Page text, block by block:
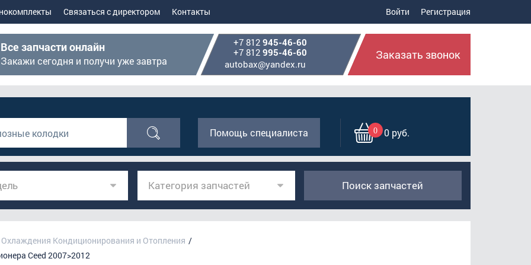
Связаться с директором Контакты Войти Регистрация
Все запчасти онлайн
Закажи сегодня и получи уже завтра
+7 812 945-46-60
+7 812 995-46-60
autobax@yandex.ru
Заказать звонок
Помощь специалиста 0 0 руб.
Категория запчастей Поиск запчастей
Кондиционирования и Отопления
Ceed 2007>2012